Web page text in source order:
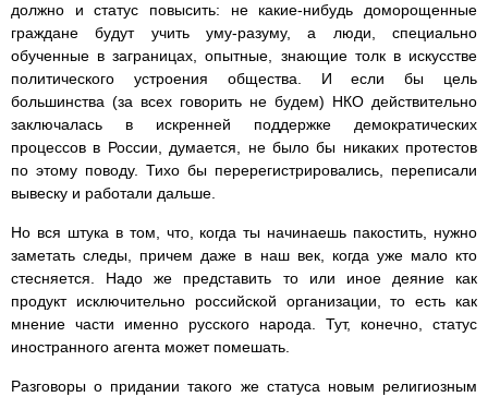
должно и статус повысить: не какие-нибудь доморощенные
граждане будут учить уму-разуму, а люди, специально
обученные в заграницах, опытные, знающие толк в искусстве
политического устроения общества. И если бы цель
большинства (за всех говорить не будем) НКО действительно
заключалась в искренней поддержке демократических
процессов в России, думается, не было бы никаких протестов
по этому поводу. Тихо бы перерегистрировались, переписали
вывеску и работали дальше.
Но вся штука в том, что, когда ты начинаешь пакостить, нужно
заметать следы, причем даже в наш век, когда уже мало кто
стесняется. Надо же представить то или иное деяние как
продукт исключительно российской организации, то есть как
мнение части именно русского народа. Тут, конечно, статус
иностранного агента может помешать.
Разговоры о придании такого же статуса новым религиозным